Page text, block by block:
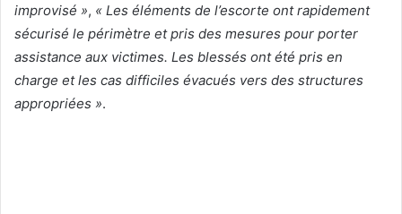
improvisé », « Les éléments de l’escorte ont rapidement
sécurisé le périmètre et pris des mesures pour porter
assistance aux victimes. Les blessés ont été pris en
charge et les cas difficiles évacués vers des structures
appropriées ».